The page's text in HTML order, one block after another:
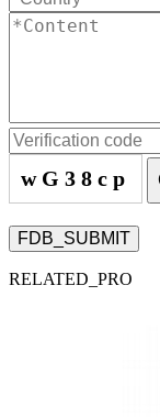
wG38cp
FDB_SUBMIT
RELATED_PRO